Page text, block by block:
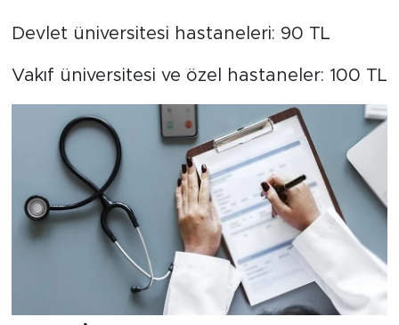
Devlet üniversitesi hastaneleri: 90 TL
Vakıf üniversitesi ve özel hastaneler: 100 TL